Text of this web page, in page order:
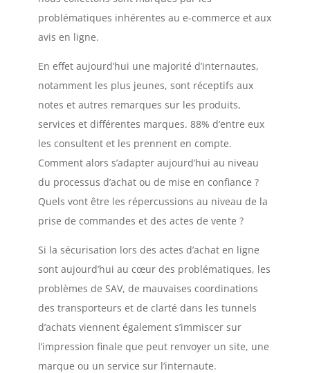
problématiques inhérentes au e-commerce et aux
avis en ligne.
En effet aujourd’hui une majorité d’internautes,
notamment les plus jeunes, sont réceptifs aux
notes et autres remarques sur les produits,
services et différentes marques. 88% d’entre eux
les consultent et les prennent en compte.
Comment alors s’adapter aujourd’hui au niveau
du processus d’achat ou de mise en confiance ?
Quels vont être les répercussions au niveau de la
prise de commandes et des actes de vente ?
Si la sécurisation lors des actes d’achat en ligne
sont aujourd’hui au cœur des problématiques, les
problèmes de SAV, de mauvaises coordinations
des transporteurs et de clarté dans les tunnels
d’achats viennent également s’immiscer sur
l’impression finale que peut renvoyer un site, une
marque ou un service sur l’internaute.